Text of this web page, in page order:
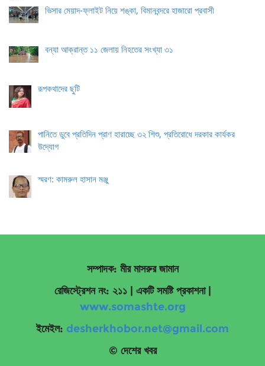
ভিসার মেয়াদ-ফ্লাইট নিয়ে শঙ্কা, বিমানবন্দরে হাজারো প্রবাসী
বন্যা আক্রান্ত ১১ জেলায় নিহতের সংখ্যা ৩১
রূপকথাদের ছুটি
পানিতে ডুবে প্রতিদিন প্রাণ হারাচ্ছে ৩২ শিশু, প্রতিরোধে দরকার কার্যকর
উদ্যোগ
স্মরণ: কামরুল হাসান মঞ্জু
সম্পাদক: মীর মাসরুর জামান
রেজিস্ট্রেশন নং: ২১১ | একটি সমষ্টি প্রকাশনা
www.somashte.org
ইমেইল: desherkhobor.net@gmail.com
© দেশের খবর